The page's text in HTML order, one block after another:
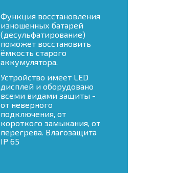
Функция восстановления
изношенных батарей
(десульфатирование)
поможет восстановить
ёмкость старого
аккумулятора.
Устройство имеет LED
дисплей и оборудовано
всеми видами защиты -
от неверного
подключения, от
короткого замыкания, от
перегрева. Влагозащита
IP 65